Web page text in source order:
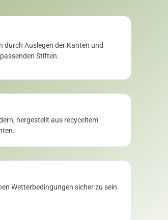
durch Auslegen der Kanten und
Stiften.
hergestellt aus recyceltem
Wetterbedingungen sicher zu sein.